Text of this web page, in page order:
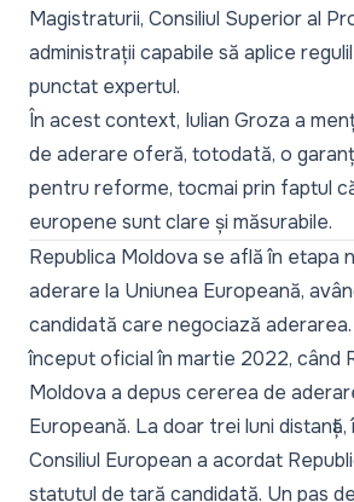
Magistraturii, Consiliul Superior al
administrații capabile să aplice
punctat expertul.
În acest context, Iulian Groza a
de aderare oferă, totodată, o
pentru reforme, tocmai prin faptul
europene sunt clare și măsurabile.
Republica Moldova se află în etapa
aderare la Uniunea Europeană,
candidată care negociază
început oficial în martie 2022, când
Moldova a depus cererea de
Europeană. La doar trei luni
Consiliul European a acordat
statutul de țară candidată. Un pas